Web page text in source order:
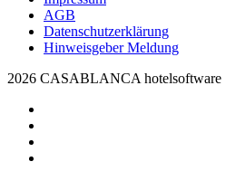
AGB
Datenschutzerklärung
Hinweisgeber Meldung
2026 CASABLANCA hotelsoftware